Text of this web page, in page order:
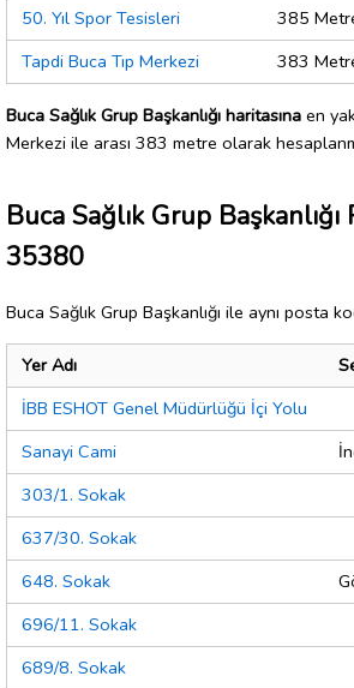
50. Yıl Spor Tesisleri
385
Tapdi Buca Tıp Merkezi
383
Buca Sağlık Grup Başkanlığı haritasına en
Merkezi ile arası 383 metre olarak
Buca Sağlık Grup
35380
Buca Sağlık Grup Başkanlığı ile aynı posta
Yer Adı
İBB ESHOT Genel Müdürlüğü İçi Yolu
Sanayi Cami
303/1. Sokak
637/30. Sokak
648. Sokak
696/11. Sokak
689/8. Sokak